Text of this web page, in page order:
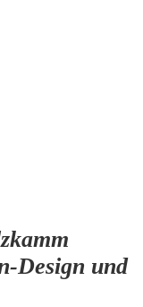
Design und